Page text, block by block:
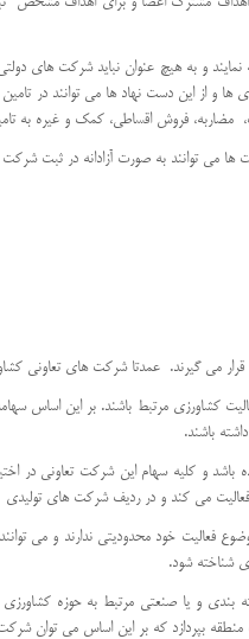
شود. این اعضا باید حداقل 51 درصد از سرمایه شرکت تعاونی را تادیه
و از این دست نهاد ها می توانند در
توانند به صورت آزادانه در ثبت شرکت
می گیرند. عمدتا شرکت های تعاونی
مرتبط باشند. بر این اساس
باشند.
تعریف کرد که با مشارکت حداقل 7 نفر به عنوان سهامدار به ثبت
فعالیت می کند و در ردیف شرکت های
خود محدودیتی ندارند و می
شناخته شود.
و یا صنعتی مرتبط به حوزه کشاورزی
بپردازد که بر این اساس می توان